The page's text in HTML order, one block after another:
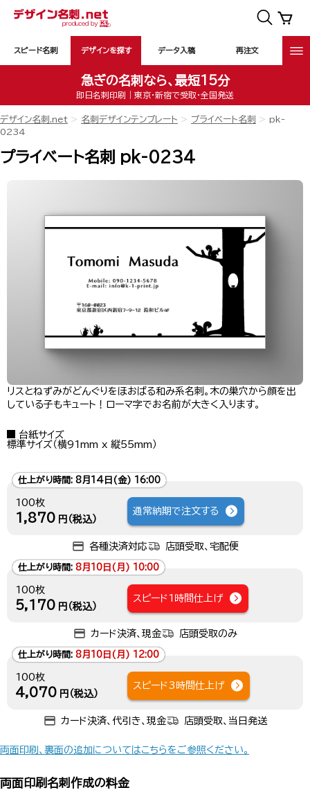
スピード名刺 デザインを探す データ入稿 再注文
急ぎの名刺なら、最短15分
即日名刺印刷｜東京・新宿で受取・全国発送
デザイン名刺.net 名刺デザインテンプレート プライベート名刺
pk-
0234
プライベート名刺 pk-0234
リスとねずみがどんぐりをほおばる和み系名刺。木の巣穴から顔を出
している子もキュート！ローマ字でお名前が大きく入ります。
台紙サイズ
標準サイズ（横91mm x 縦55mm）
仕上がり時間: 8月14日(金) 16:00
100枚
1,870 円（税込）
通常納期で注文する
各種決済対応 店頭受取、宅配便
仕上がり時間: 8月10日(月) 10:00
100枚
5,170 円（税込）
スピード1時間仕上げ
カード決済、現金 店頭受取のみ
仕上がり時間: 8月10日(月) 12:00
100枚
4,070 円（税込）
スピード3時間仕上げ
カード決済、代引き、現金 店頭受取、当日発送
両面印刷、裏面の追加についてはこちらをご参照ください。
両面印刷名刺作成の料金